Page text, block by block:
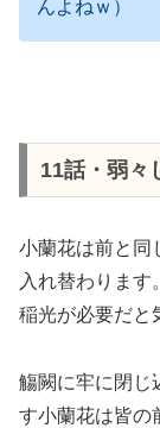
んよねｗ）
11話・弱々
小蘭花は前と同
入れ替わります
稲光が必要だと
觴闕に牢に閉じ
す小蘭花は皆の